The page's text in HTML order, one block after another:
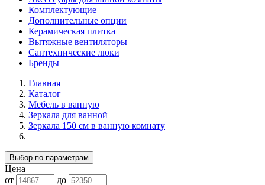
Комплектующие
Дополнительные опции
Керамическая плитка
Вытяжные вентиляторы
Сантехнические люки
Бренды
Главная
Каталог
Мебель в ванную
Зеркала для ванной
Зеркала 150 см в ванную комнату
Выбор по параметрам
Цена
от
до